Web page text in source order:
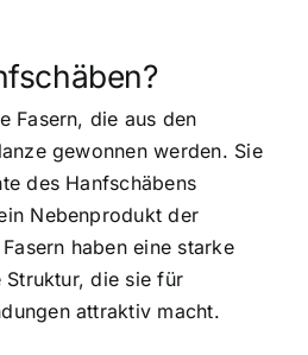
Fasern, die aus den
gewonnen werden. Sie
des Hanfschäbens
Nebenprodukt der
haben eine starke
die sie für
attraktiv macht.